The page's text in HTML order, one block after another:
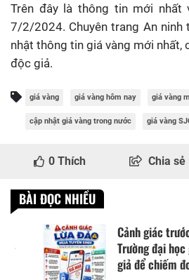
Trên đây là thông tin mới nhất
7/2/2024. Chuyên trang An
nhật thông tin giá vàng mới nhất,
độc giả.
giá vàng giá vàng hôm nay giá vàng
cập nhật giá vàng trong nước giá vàng
0 Thích Chia sẻ
BÀI ĐỌC NHIỀU
Cảnh giác
Trường đại
giả để chiếm